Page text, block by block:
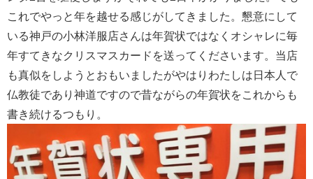
これでやっと年を越せる感じがしてきました。懇意にして
いる神戸の小林洋服店さんは年賀状ではなくオシャレに毎
年すてきなクリスマスカードを送ってくださいます。当店
も真似をしようとおもいましたがやはりわたしは日本人で
仏教徒であり神道ですので昔ながらの年賀状をこれからも
書き続けるつもり。